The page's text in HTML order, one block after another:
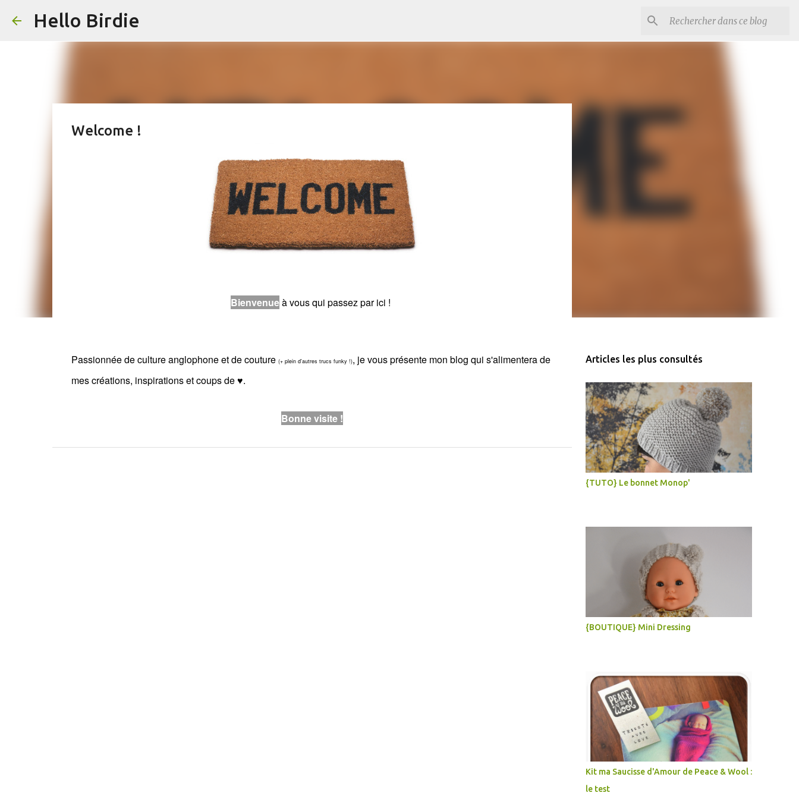
Hello Birdie
Welcome !
Bienvenueà vous qui passez par ici !
Passionnée de culture anglophone et de couture (+ plein d'autres trucs funky !), je vous présente mon blog qui s'alimentera de
mes créations, inspirations et coups de ♥.
Bonne visite !
Articles les plus consultés
{TUTO} Le bonnet Monop'
{BOUTIQUE} Mini Dressing
Kit ma Saucisse d'Amour de Peace & Wool :
le test